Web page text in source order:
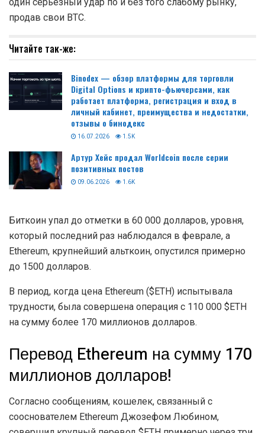
продав свои BTC.
Читайте так-же:
Binodex — обзор платформы для торговли
Digital Options и крипто-фьючерсами, как
работает платформа, регистрация и вход в
личный кабинет, преимущества и недостатки,
отзывы о бинодекс
16.07.2026 1.5K
Артур Хейс продал Worldcoin после серии
позитивных постов
09.06.2026 1.6K
Биткоин упал до отметки в 60 000 долларов, уровня,
который последний раз наблюдался в феврале, а
Ethereum, крупнейший альткоин, опустился примерно
до 1500 долларов.
В период, когда цена Ethereum ($ETH) испытывала
трудности, была совершена операция с 110 000 $ETH
на сумму более 170 миллионов долларов.
Перевод Ethereum на сумму 170
миллионов долларов!
Согласно сообщениям, кошелек, связанный с
сооснователем Ethereum Джозефом Любином,